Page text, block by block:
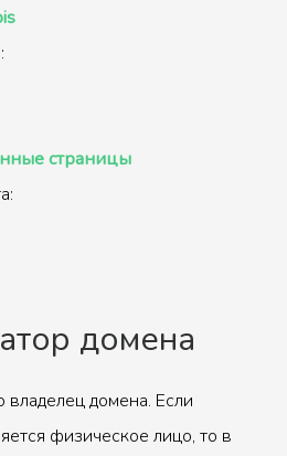
страницы
домена
домена. Если
физическое лицо, то в